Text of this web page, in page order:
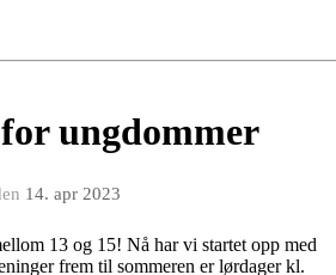
ungdommer
14. apr 2023
13 og 15! Nå har vi startet opp med
frem til sommeren er lørdager kl.